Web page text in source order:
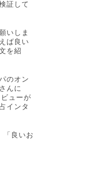
証して
いしま
ば良い
を紹
のオン
んに
ューが
インタ
「良いお